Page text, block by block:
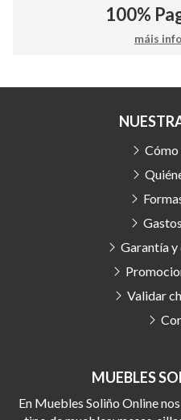
100%
máis
MUEBLES
En Muebles Soliño Online
Garantía y
Validar